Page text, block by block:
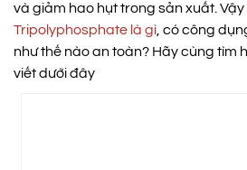
và giảm hao hụt trong sản xuất. Vậy
Tripolyphosphate là gì , có công
như thế nào an toàn? Hãy cùng tìm
viết dưới đây